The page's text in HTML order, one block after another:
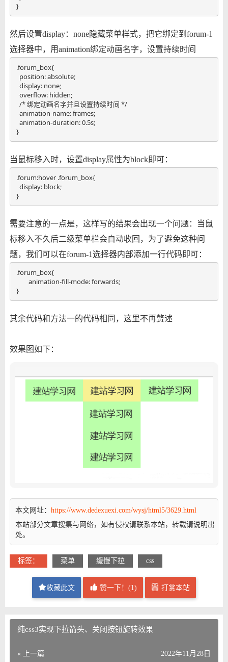
}
然后设置display：none隐藏菜单样式，把它绑定到forum-1
选择器中，用animation绑定动画名字，设置持续时间
.forum_box{
position: absolute;
display: none;
overflow: hidden;
/* 绑定动画名字并且设置持续时间 */
animation-name: frames;
animation-duration: 0.5s;
}
当鼠标移入时，设置display属性为block即可：
.forum:hover .forum_box{
display: block;
}
需要注意的一点是，这样写的结果会出现一个问题：当鼠
标移入不久后二级菜单栏会自动收回，为了避免这种问
题，我们可以在forum-1选择器内部添加一行代码即可：
.forum_box{
}
其余代码和方法一的代码相同，这里不再赘述
效果图如下：
本文网址： https://www.dedexuexi.com/wysj/html5/3629.html
本站部分文章搜集与网络，如有侵权请联系本站，转载请说明出
处。
标签： 菜单 缓慢下拉 css
收藏此文 赞一下！(1) 打赏本站
纯css3实现下拉箭头、关闭按钮旋转效果
« 上一篇 2022年11月28日